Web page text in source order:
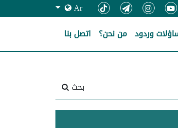
Ar
وردود من نحن؟ اتصل بنا
بحث